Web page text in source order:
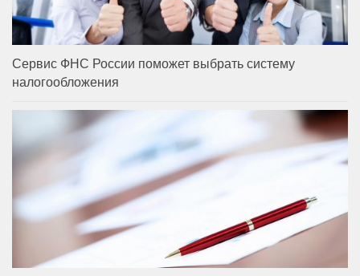
Сервис ФНС России поможет выбрать систему
налогообложения